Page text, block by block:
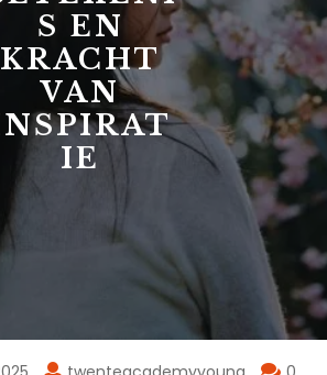
S EN
KRACHT
VAN
IE